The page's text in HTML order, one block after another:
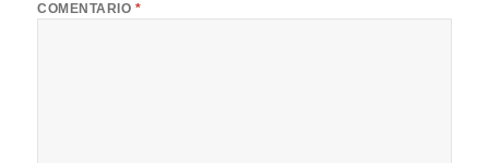
COMENTARIO *